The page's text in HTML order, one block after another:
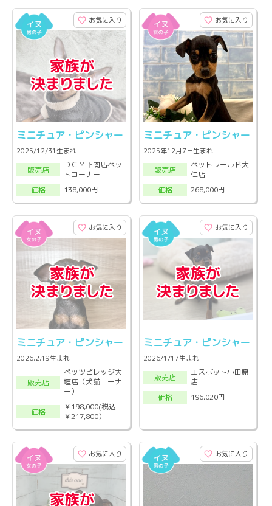
お気に入り
ミニチュア・ピンシャー
2025/12/31生まれ
販売店
ＤＣＭ下関店ペッ
トコーナー
価格
138,000円
お気に入り
ミニチュア・ピンシャー
2025年12月7日生まれ
販売店
ペットワールド大
仁店
価格
268,000円
お気に入り
ミニチュア・ピンシャー
2026.2.19生まれ
販売店
ペッツビレッジ大
垣店（犬猫コーナ
ー）
価格
￥198,000(税込
￥217,800）
お気に入り
ミニチュア・ピンシャー
2026/1/17生まれ
販売店
エスポット小田原
店
価格
196,020円
お気に入り お気に入り